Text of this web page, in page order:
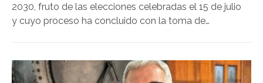
2030, fruto de las elecciones celebradas el 15 de julio
y cuyo proceso ha concluido con la toma de
emprende cuatro años como Decano, junto a Mónica
López Alonso como Vicedecana, y una Junta Rectora